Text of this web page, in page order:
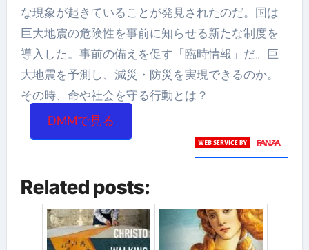
な現象が起きていることが発見されたのだ。国は
巨大地震の危険性を事前に知らせる新たな制度を
導入した。事前の備えを促す「臨時情報」だ。巨
大地震を予測し、減災・防災を実現できるのか。
その時、命や社会を守る行動とは？
DMMで見る
Related posts: